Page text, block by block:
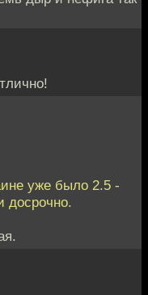
уже было 2.5 -
досрочно.